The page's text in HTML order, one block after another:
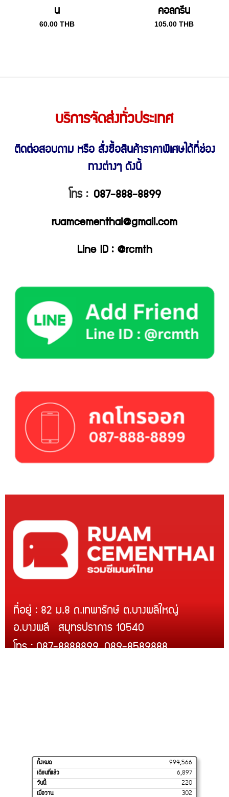
น
60.00 THB
คอลกรีน
105.00 THB
บริการจัดส่งทั่วประเทศ
ติดต่อสอบถาม หรือ สั่งซื้อสินค้าราคาพิเศษได้ที่ช่อง
ทางต่างๆ ดังนี้
โทร : 087-888-8899
ruamcementhai@gmail.com
Line ID : @rcmth
ที่อยู่ : 82 ม.8 ถ.เทพารักษ์ ต.บางพลีใหญ่
อ.บางพลี สมุทรปราการ 10540
โทร : 087-8888899, 089-8589888
ทั้งหมด
994,566
เดือนที่แล้ว
6,897
วันนี้
220
เมื่อวาน
302